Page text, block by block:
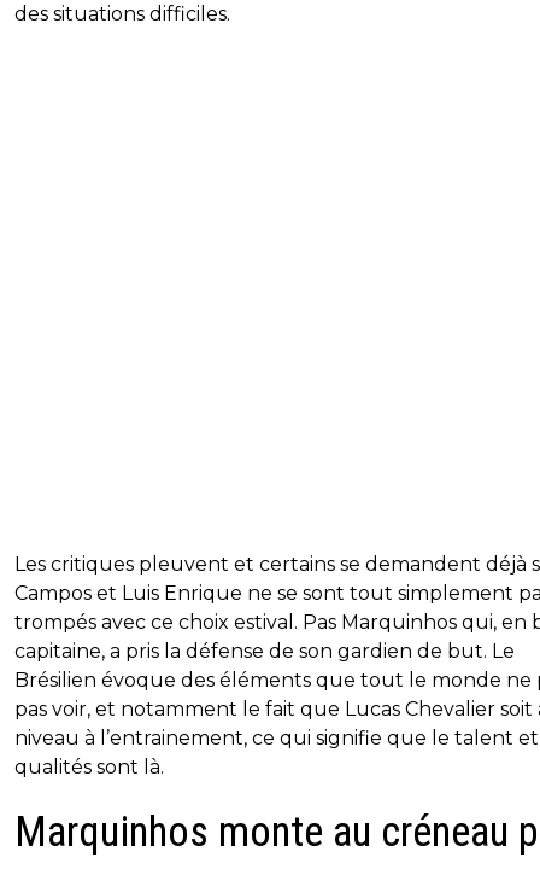
des situations difficiles.
Les critiques pleuvent et certains se demandent déjà
Campos et Luis Enrique ne se sont tout simplement
trompés avec ce choix estival. Pas Marquinhos qui, en
capitaine, a pris la défense de son gardien de but. Le
Brésilien évoque des éléments que tout le monde ne
pas voir, et notamment le fait que Lucas Chevalier soit
niveau à l’entrainement, ce qui signifie que le talent
qualités sont là.
Marquinhos monte au créneau